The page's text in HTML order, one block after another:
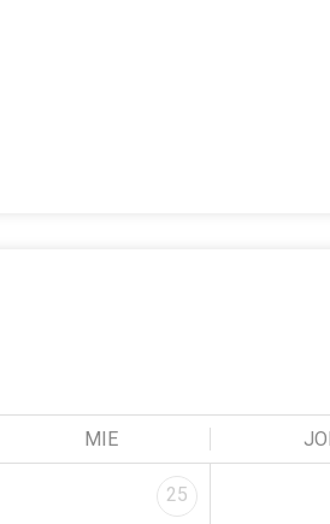
MIE JOI
25